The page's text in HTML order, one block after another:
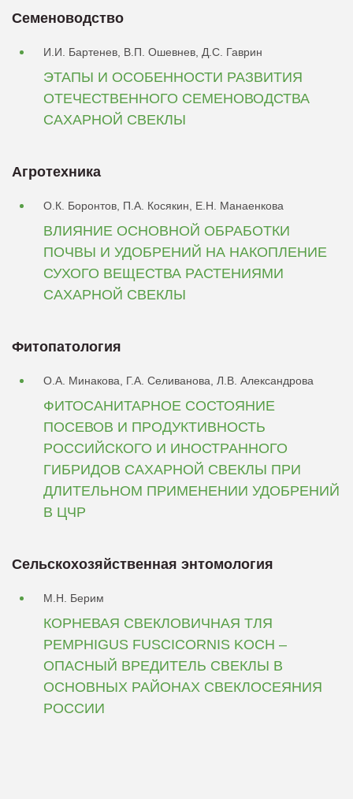
Семеноводство
И.И. Бартенев, В.П. Ошевнев, Д.С. Гаврин
ЭТАПЫ И ОСОБЕННОСТИ РАЗВИТИЯ
ОТЕЧЕСТВЕННОГО СЕМЕНОВОДСТВА
САХАРНОЙ СВЕКЛЫ
Агротехника
О.К. Боронтов, П.А. Косякин, Е.Н. Манаенкова
ВЛИЯНИЕ ОСНОВНОЙ ОБРАБОТКИ
ПОЧВЫ И УДОБРЕНИЙ НА НАКОПЛЕНИЕ
СУХОГО ВЕЩЕСТВА РАСТЕНИЯМИ
САХАРНОЙ СВЕКЛЫ
Фитопатология
О.А. Минакова, Г.А. Селиванова, Л.В. Александрова
ФИТОСАНИТАРНОЕ СОСТОЯНИЕ
ПОСЕВОВ И ПРОДУКТИВНОСТЬ
РОССИЙСКОГО И ИНОСТРАННОГО
ГИБРИДОВ САХАРНОЙ СВЕКЛЫ ПРИ
ДЛИТЕЛЬНОМ ПРИМЕНЕНИИ УДОБРЕНИЙ
В ЦЧР
Сельскохозяйственная энтомология
М.Н. Берим
КОРНЕВАЯ СВЕКЛОВИЧНАЯ ТЛЯ
PEMPHIGUS FUSCICORNIS KOCH –
ОПАСНЫЙ ВРЕДИТЕЛЬ СВЕКЛЫ В
ОСНОВНЫХ РАЙОНАХ СВЕКЛОСЕЯНИЯ
РОССИИ